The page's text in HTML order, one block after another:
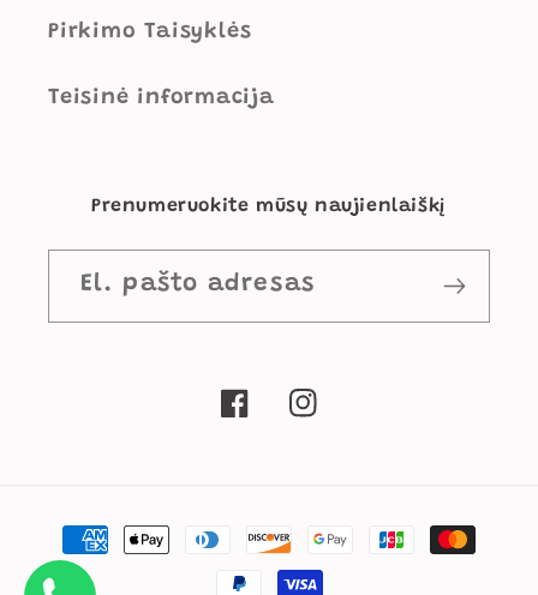
Pirkimo Taisyklės
Teisinė informacija
Prenumeruokite mūsų naujienlaiškį
El. pašto adresas
„Facebook“„Instagram“
Mokėjimo
būdai